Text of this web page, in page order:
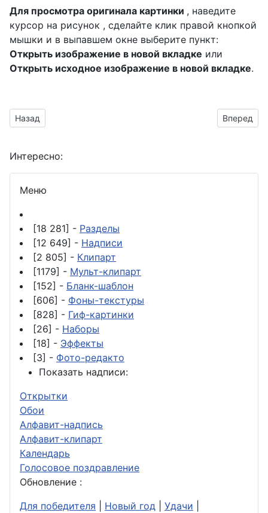
Для просмотра оригинала картинки , наведите
курсор на рисунок , сделайте клик правой кнопкой
мышки и в выпавшем окне выберите пункт:
Открыть изображение в новой вкладке или
Открыть исходное изображение в новой вкладке.
Предыдущий материал: надписи на прозрачном фоне для
Назад Вперед
Интересно:
Меню
[18 281] - Разделы
[12 649] - Надписи
[2 805] - Клипарт
[1179] - Мульт-клипарт
[152] - Бланк-шаблон
[606] - Фоны-текстуры
[828] - Гиф-картинки
[26] - Наборы
[18] - Эффекты
[3] - Фото-редакто
Показать надписи:
Открытки
Обои
Алфавит-надпись
Алфавит-клипарт
Календарь
Голосовое поздравление
Обновление :
Для победителя
Новый год Удачи